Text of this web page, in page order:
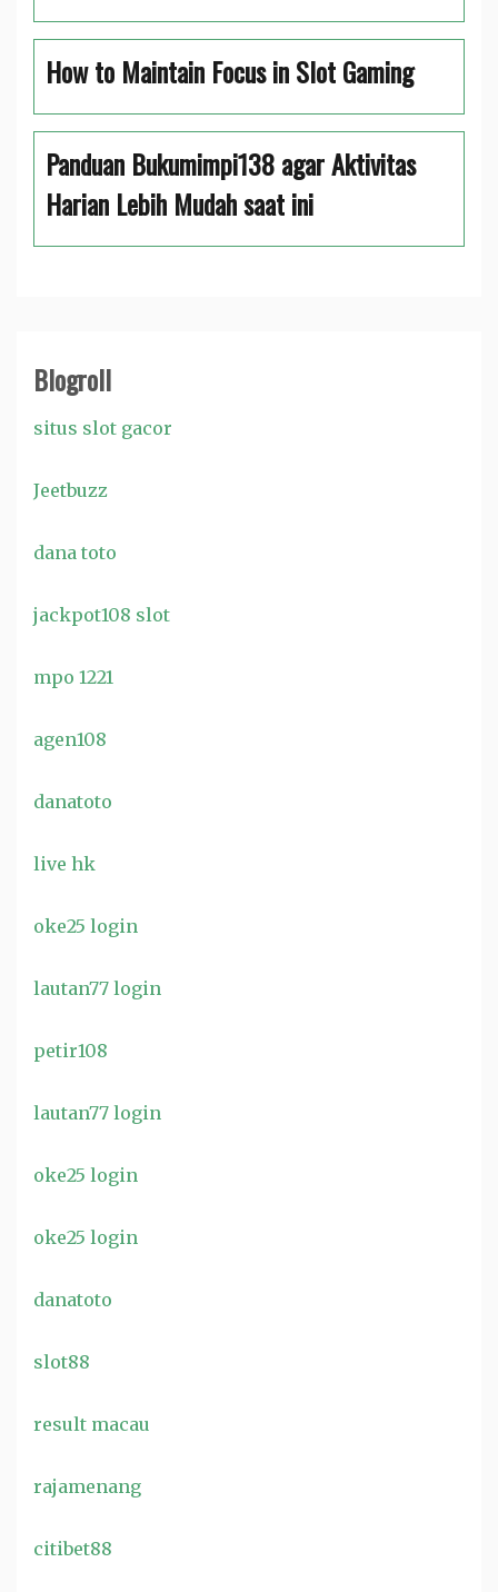
How to Maintain Focus in Slot Gaming
Panduan Bukumimpi138 agar Aktivitas
Harian Lebih Mudah saat ini
Blogroll
situs slot gacor
Jeetbuzz
dana toto
jackpot108 slot
mpo 1221
agen108
danatoto
live hk
oke25 login
lautan77 login
petir108
lautan77 login
oke25 login
oke25 login
danatoto
slot88
result macau
rajamenang
citibet88